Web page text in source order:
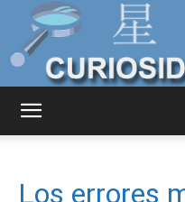
Los errores